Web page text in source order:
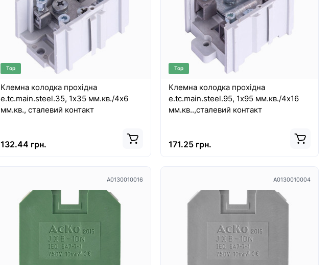
Top
Клемна колодка прохідна
e.tc.main.steel.35, 1х35 мм.кв./4х6
мм.кв., сталевий контакт
132.44 грн.
Top
Клемна колодка прохідна
e.tc.main.steel.95, 1х95 мм.кв./4х16
мм.кв..,сталевий контакт
171.25 грн.
A0130010016 A0130010004